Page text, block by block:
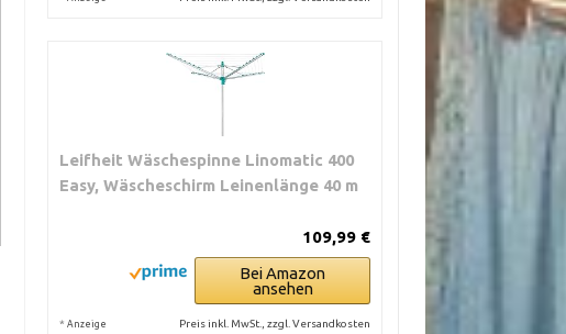
Leifheit Wäschespinne Linomatic 400
Easy, Wäscheschirm Leinenlänge 40 m
109,99 €
Bei Amazon
ansehen
* Anzeige Preis inkl. MwSt., zzgl. Versandkosten